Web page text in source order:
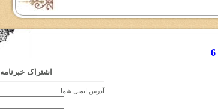
اشتراک خبرنامه
آدرس ایمیل شما: